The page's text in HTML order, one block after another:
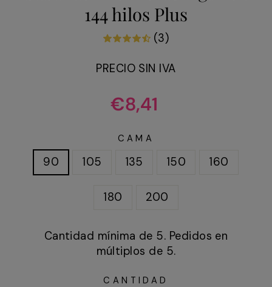
144 hilos Plus
(3)
PRECIO SIN IVA
Precio
habitual
€8,41
CAMA
90 105 135 150 160
180 200
Cantidad mínima de 5. Pedidos en
múltiplos de 5.
CANTIDAD